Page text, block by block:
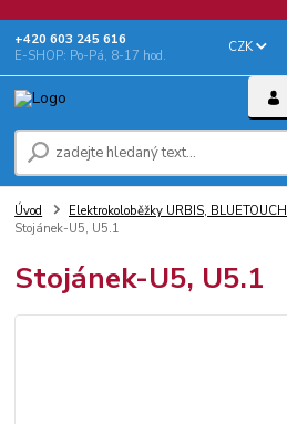
CZK
+‭420 603 245 616‬
E-SHOP: Po-Pá, 8-17 hod.
Úvod Elektrokoloběžky URBIS, BLUETOUCH
Stojánek-U5, U5.1
Stojánek-U5, U5.1